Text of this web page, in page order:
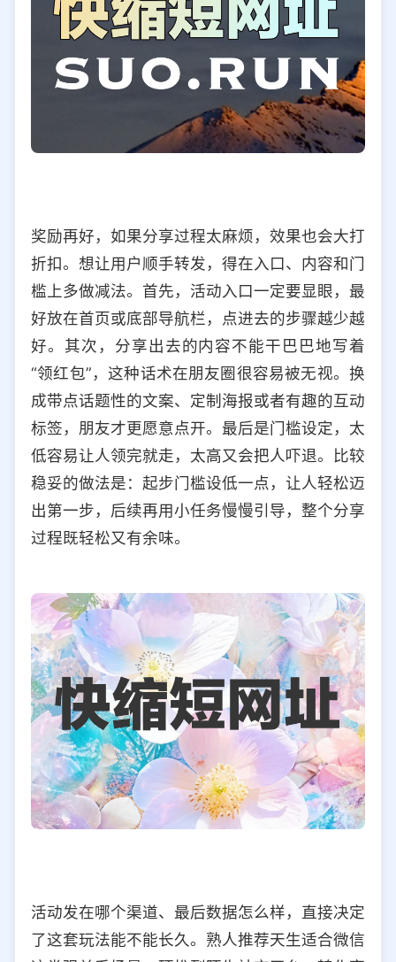
奖励再好，如果分享过程太麻烦，效果也会大打
折扣。想让用户顺手转发，得在入口、内容和门
槛上多做减法。首先，活动入口一定要显眼，最
好放在首页或底部导航栏，点进去的步骤越少越
好。其次，分享出去的内容不能干巴巴地写着
“领红包”，这种话术在朋友圈很容易被无视。换
成带点话题性的文案、定制海报或者有趣的互动
标签，朋友才更愿意点开。最后是门槛设定，太
低容易让人领完就走，太高又会把人吓退。比较
稳妥的做法是：起步门槛设低一点，让人轻松迈
出第一步，后续再用小任务慢慢引导，整个分享
过程既轻松又有余味。
活动发在哪个渠道、最后数据怎么样，直接决定
了这套玩法能不能长久。熟人推荐天生适合微信